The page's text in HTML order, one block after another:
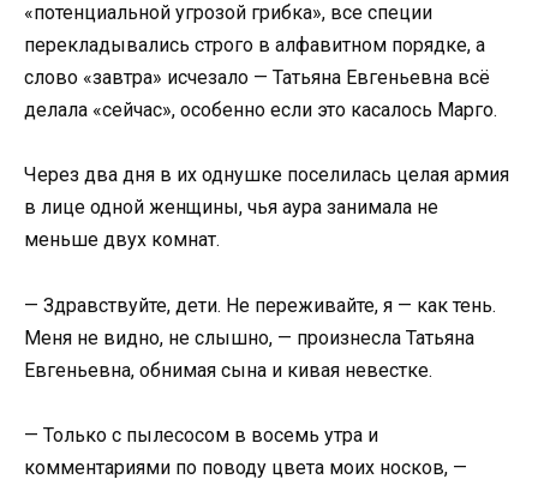
«потенциальной угрозой грибка», все специи
перекладывались строго в алфавитном порядке, а
слово «завтра» исчезало — Татьяна Евгеньевна всё
делала «сейчас», особенно если это касалось Марго.
Через два дня в их однушке поселилась целая армия
в лице одной женщины, чья аура занимала не
меньше двух комнат.
— Здравствуйте, дети. Не переживайте, я — как тень.
Меня не видно, не слышно, — произнесла Татьяна
Евгеньевна, обнимая сына и кивая невестке.
— Только с пылесосом в восемь утра и
комментариями по поводу цвета моих носков, —